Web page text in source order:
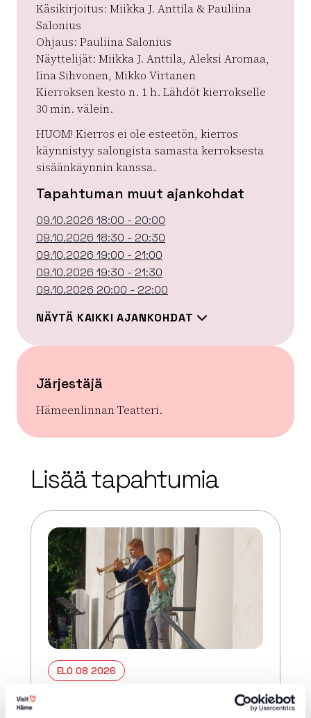
Käsikirjoitus: Miikka J. Anttila & Pauliina
Salonius
Ohjaus: Pauliina Salonius
Näyttelijät: Miikka J. Anttila, Aleksi Aromaa,
Iina Sihvonen, Mikko Virtanen
Kierroksen kesto n. 1 h. Lähdöt kierrokselle
30 min. välein.
HUOM! Kierros ei ole esteetön, kierros
käynnistyy salongista samasta kerroksesta
sisäänkäynnin kanssa.
Tapahtuman muut ajankohdat
09.10.2026 18:00 - 20:00
09.10.2026 18:30 - 20:30
09.10.2026 19:00 - 21:00
09.10.2026 19:30 - 21:30
09.10.2026 20:00 - 22:00
NÄYTÄ KAIKKI AJANKOHDAT
Järjestäjä
Hämeenlinnan Teatteri.
OpenStreetMap
Lisää tapahtumia
ELO 08 2026